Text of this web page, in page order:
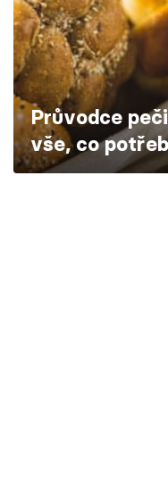
Škola vaření
Recepty z TV
Speciál: Cuketa
Těhotnej kuchař
Průvodce
vše, co